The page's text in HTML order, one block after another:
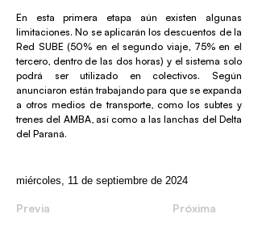
En esta primera etapa aún existen algunas
limitaciones. No se aplicarán los descuentos de la
Red SUBE (50% en el segundo viaje, 75% en el
tercero, dentro de las dos horas) y el sistema solo
podrá ser utilizado en colectivos. Según
anunciaron están trabajando para que se expanda
a otros medios de transporte, como los subtes y
trenes del AMBA, así como a las lanchas del Delta
del Paraná.
miércoles, 11 de septiembre de 2024
Previa Próxima